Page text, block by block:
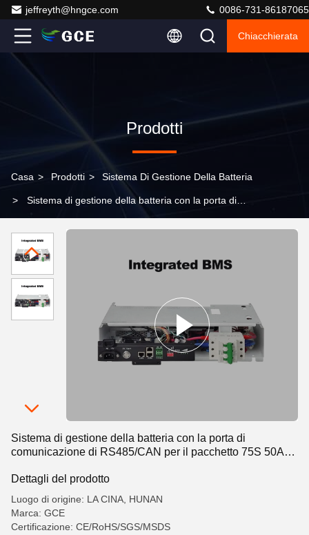
jeffreyth@hngce.com 0086-731-86187065
Chiacchierata
Prodotti
Casa > Prodotti > Sistema Di Gestione Della Batteria
> Sistema di gestione della batteria con la porta di
240V della batteria Lifo4 per BESS di griglia di UPS
Sistema di gestione della batteria con la porta di
comunicazione di RS485/CAN per il pacchetto 75S 50A
Dettagli del prodotto
Luogo di origine: LA CINA, HUNAN
Marca: GCE
Certificazione: CE/RoHS/SGS/MSDS